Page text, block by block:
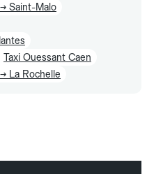
Saint-Malo
Taxi Ouessant Caen
La Rochelle